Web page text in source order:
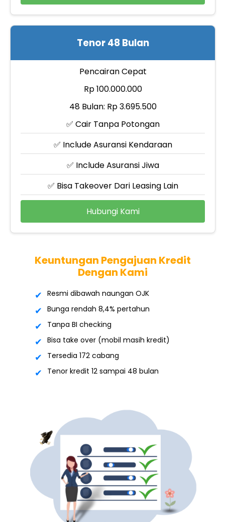
Tenor 48 Bulan
Pencairan Cepat
Rp 100.000.000
48 Bulan: Rp 3.695.500
✅ Cair Tanpa Potongan
✅ Include Asuransi Kendaraan
✅ Include Asuransi Jiwa
✅ Bisa Takeover Dari Leasing Lain
Hubungi Kami
Keuntungan Pengajuan Kredit
Dengan Kami
Resmi dibawah naungan OJK
Bunga rendah 8,4% pertahun
Tanpa BI checking
Bisa take over (mobil masih kredit)
Tersedia 172 cabang
Tenor kredit 12 sampai 48 bulan